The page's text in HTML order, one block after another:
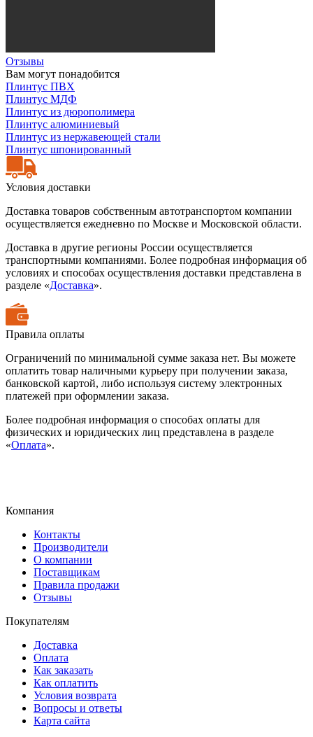
Отзывы
Вам могут понадобится
Плинтус ПВХ
Плинтус МДФ
Плинтус из дюрополимера
Плинтус алюминиевый
Плинтус из нержавеющей стали
Плинтус шпонированный
Условия доставки
Доставка товаров собственным автотранспортом компании
осуществляется ежедневно по Москве и Московской области.
Доставка в другие регионы России осуществляется
транспортными компаниями. Более подробная информация об
условиях и способах осуществления доставки представлена в
разделе «Доставка».
Правила оплаты
Ограничений по минимальной сумме заказа нет. Вы можете
оплатить товар наличными курьеру при получении заказа,
банковской картой, либо используя систему электронных
платежей при оформлении заказа.
Более подробная информация о способах оплаты для
физических и юридических лиц представлена в разделе
«Оплата».
Компания
Контакты
Производители
О компании
Поставщикам
Правила продажи
Отзывы
Покупателям
Доставка
Оплата
Как заказать
Как оплатить
Условия возврата
Вопросы и ответы
Карта сайта